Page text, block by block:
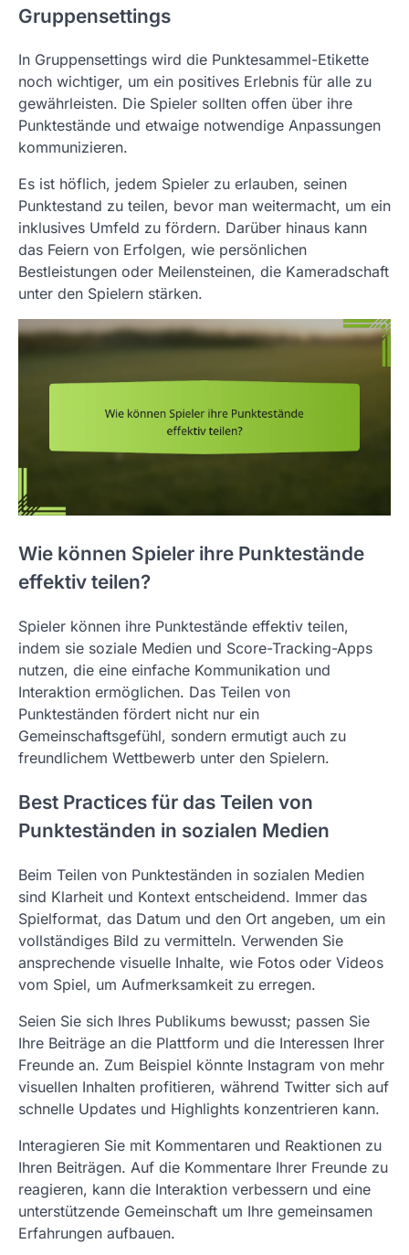
Gruppensettings
In Gruppensettings wird die Punktesammel-Etikette
noch wichtiger, um ein positives Erlebnis für alle zu
gewährleisten. Die Spieler sollten offen über ihre
Punktestände und etwaige notwendige Anpassungen
kommunizieren.
Es ist höflich, jedem Spieler zu erlauben, seinen
Punktestand zu teilen, bevor man weitermacht, um ein
inklusives Umfeld zu fördern. Darüber hinaus kann
das Feiern von Erfolgen, wie persönlichen
Bestleistungen oder Meilensteinen, die Kameradschaft
unter den Spielern stärken.
Wie können Spieler ihre Punktestände
effektiv teilen?
Spieler können ihre Punktestände effektiv teilen,
indem sie soziale Medien und Score-Tracking-Apps
nutzen, die eine einfache Kommunikation und
Interaktion ermöglichen. Das Teilen von
Punkteständen fördert nicht nur ein
Gemeinschaftsgefühl, sondern ermutigt auch zu
freundlichem Wettbewerb unter den Spielern.
Best Practices für das Teilen von
Punkteständen in sozialen Medien
Beim Teilen von Punkteständen in sozialen Medien
sind Klarheit und Kontext entscheidend. Immer das
Spielformat, das Datum und den Ort angeben, um ein
vollständiges Bild zu vermitteln. Verwenden Sie
ansprechende visuelle Inhalte, wie Fotos oder Videos
vom Spiel, um Aufmerksamkeit zu erregen.
Seien Sie sich Ihres Publikums bewusst; passen Sie
Ihre Beiträge an die Plattform und die Interessen Ihrer
Freunde an. Zum Beispiel könnte Instagram von mehr
visuellen Inhalten profitieren, während Twitter sich auf
schnelle Updates und Highlights konzentrieren kann.
Interagieren Sie mit Kommentaren und Reaktionen zu
Ihren Beiträgen. Auf die Kommentare Ihrer Freunde zu
reagieren, kann die Interaktion verbessern und eine
unterstützende Gemeinschaft um Ihre gemeinsamen
Erfahrungen aufbauen.